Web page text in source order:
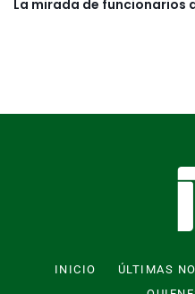
La mirada de funcionarios
INICIO ÚLTIMAS